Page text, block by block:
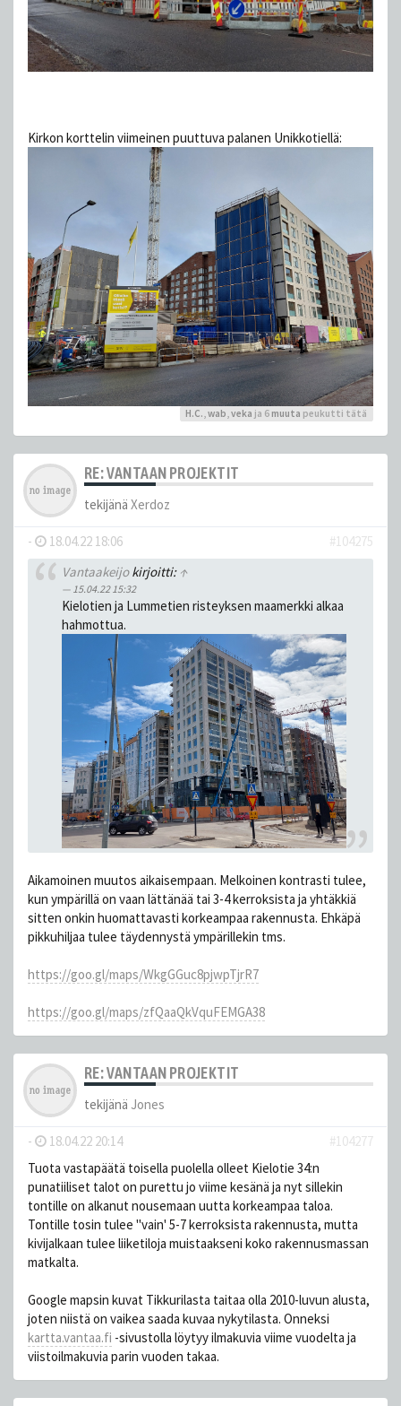
Kirkon korttelin viimeinen puuttuva palanen Unikkotiellä:
H.C. ,wab ,veka ja 6 muuta peukutti tätä
RE: VANTAAN PROJEKTIT
tekijänä Xerdoz
- 18.04.22 18:06
#104275
Vantaakeijokirjoitti: ↑
15.04.22 15:32
Kielotien ja Lummetien risteyksen maamerkki alkaa
hahmottua.
Aikamoinen muutos aikaisempaan. Melkoinen kontrasti tulee,
kun ympärillä on vaan lättänää tai 3-4 kerroksista ja yhtäkkiä
sitten onkin huomattavasti korkeampaa rakennusta. Ehkäpä
pikkuhiljaa tulee täydennystä ympärillekin tms.
https://goo.gl/maps/WkgGGuc8pjwpTjrR7
https://goo.gl/maps/zfQaaQkVquFEMGA38
RE: VANTAAN PROJEKTIT
tekijänä Jones
- 18.04.22 20:14
#104277
Tuota vastapäätä toisella puolella olleet Kielotie 34:n
punatiiliset talot on purettu jo viime kesänä ja nyt sillekin
tontille on alkanut nousemaan uutta korkeampaa taloa.
Tontille tosin tulee "vain' 5-7 kerroksista rakennusta, mutta
kivijalkaan tulee liiketiloja muistaakseni koko rakennusmassan
matkalta.
Google mapsin kuvat Tikkurilasta taitaa olla 2010-luvun alusta,
joten niistä on vaikea saada kuvaa nykytilasta. Onneksi
kartta.vantaa.fi -sivustolla löytyy ilmakuvia viime vuodelta ja
viistoilmakuvia parin vuoden takaa.